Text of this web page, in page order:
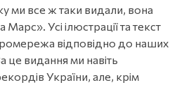
ми все ж таки видали, вона
Марс». Усі ілюстрації та текст
відповідно до наших
це видання ми навіть
України, але, крім